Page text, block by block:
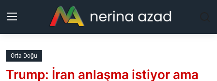
Kurdistan
Bölgeler
Orta Doğu
Trump: İran anlaşma istiyor ama